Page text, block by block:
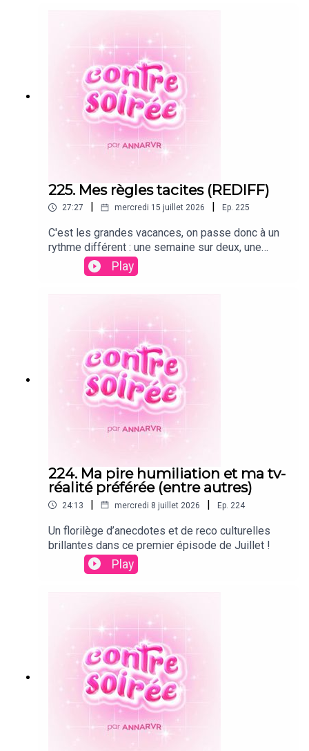
225. Mes règles tacites (REDIFF)
27:27 mercredi 15 juillet 2026 Ep. 225
C'est les grandes vacances, on passe donc à un
rythme différent : une semaine sur deux, une
rediffusion d'un ancien épisode que j'adore, et
l'autre semaine, un épisode inédit ! On commence
Play
224. Ma pire humiliation et ma tv-
réalité préférée (entre autres)
24:13 | mercredi 8 juillet 2026 | Ep. 224
Un florilège d’anecdotes et de reco culturelles
brillantes dans ce premier épisode de Juillet !
Play